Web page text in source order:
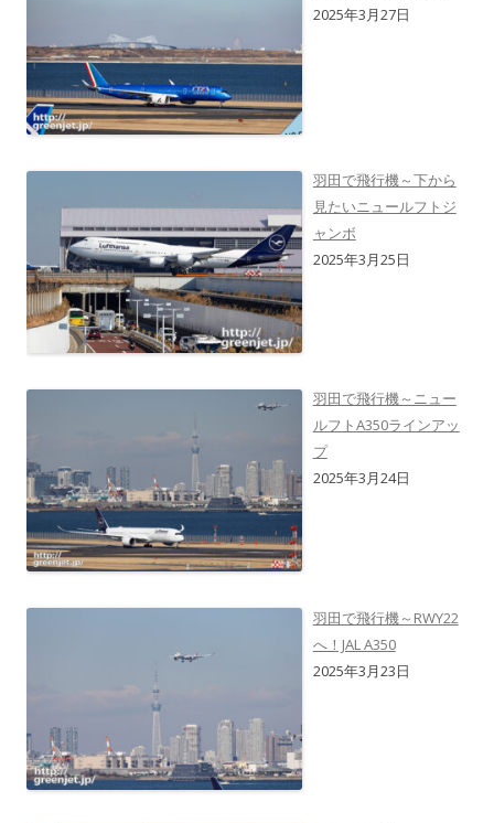
2025年3月27日
羽田で飛行機～下から
見たいニュールフトジ
ャンボ
2025年3月25日
羽田で飛行機～ニュー
ルフトA350ラインアッ
プ
2025年3月24日
羽田で飛行機～RWY22
へ！JAL A350
2025年3月23日